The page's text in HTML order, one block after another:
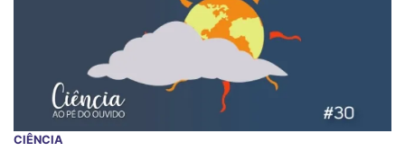
CIÊNCIA